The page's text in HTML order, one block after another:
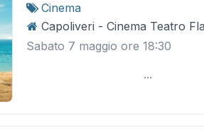
Cinema
Capoliveri - Cinema Teatro
Sabato 7
...